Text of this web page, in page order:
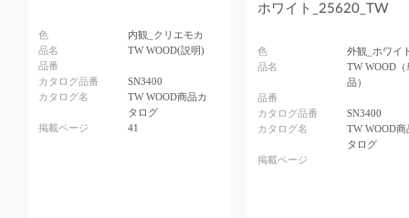
色
内観_クリエモカ
品名
TW WOOD(説明)
品番
カタログ品番
SN3400
カタログ名
TW WOOD商品カ
タログ
掲載ページ
41
ホワイト_25620_TW
色
外観_ホワイ
品名
TW WOOD（
品）
品番
カタログ品番
SN3400
カタログ名
TW WOOD商
タログ
掲載ページ